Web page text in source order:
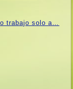
trabajo solo a…